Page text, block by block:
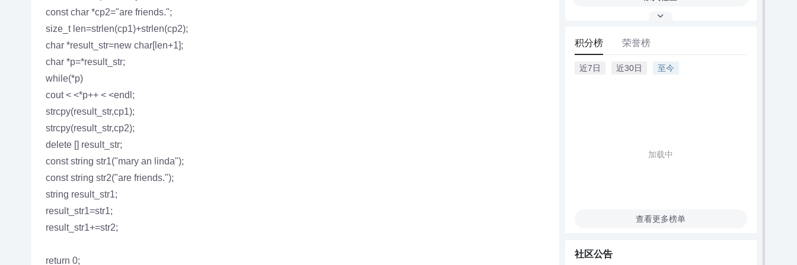
const char *cp2="are friends.";
size_t len=strlen(cp1)+strlen(cp2);
char *result_str=new char[len+1];
char *p=*result_str;
while(*p)
cout < <*p++ < <endl;
strcpy(result_str,cp1);
strcpy(result_str,cp2);
delete [] result_str;
const string str1("mary an linda");
const string str2("are friends.");
string result_str1;
result_str1=str1;
result_str1+=str2;
return 0;
积分榜 荣誉榜
近7日 近30日 至今
查看更多榜单
社区公告